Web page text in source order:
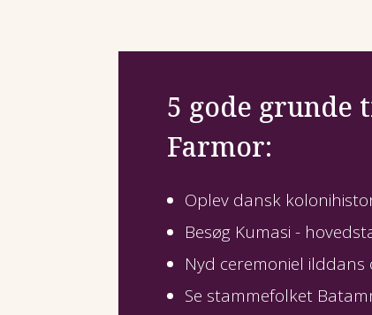
Da Danmark drev koloni på den
blev kysten - meget rammende
gamle fort Christiansborg
er på rundvisning i Osu med
5 gode grunde
Farmor:
Oplev dansk
Besøg Kumasi -
Nyd ceremoniel ilddans
Se stammefolket